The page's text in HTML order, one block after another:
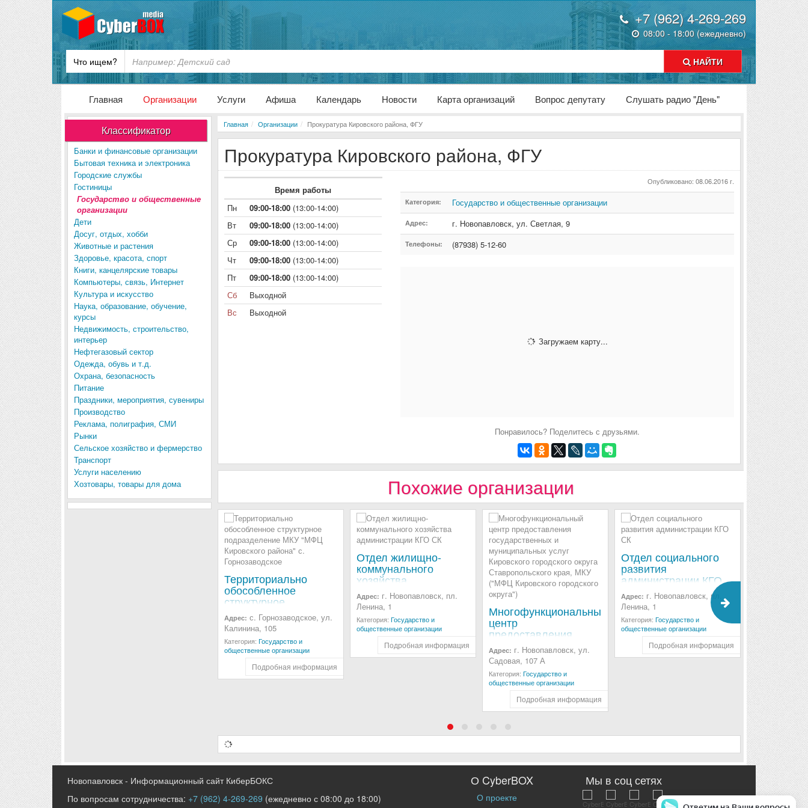
+7 (962) 4-269-269
08:00 - 18:00 (ежедневно)
Что ищем? НАЙТИ
Главная Организации Услуги Афиша Календарь Новости Карта организаций Вопрос депутату Слушать радио "День"
Классификатор
Банки и финансовые организации
Бытовая техника и электроника
Городские службы
Гостиницы
Государство и общественные
организации
Дети
Досуг, отдых, хобби
Животные и растения
Здоровье, красота, спорт
Книги, канцелярские товары
Компьютеры, связь, Интернет
Культура и искусство
Наука, образование, обучение,
курсы
Недвижимость, строительство,
интерьер
Нефтегазовый сектор
Одежда, обувь и т.д.
Охрана, безопасность
Питание
Праздники, мероприятия, сувениры
Производство
Реклама, полиграфия, СМИ
Рынки
Сельское хозяйство и фермерство
Транспорт
Услуги населению
Хозтовары, товары для дома
Главная Организации Прокуратура Кировского района, ФГУ
Прокуратура Кировского района, ФГУ
Время работы
Пн
09:00-18:00 (13:00-14:00)
Вт
09:00-18:00 (13:00-14:00)
Ср
09:00-18:00 (13:00-14:00)
Чт
09:00-18:00 (13:00-14:00)
Пт
09:00-18:00 (13:00-14:00)
Сб
Выходной
Вс
Выходной
Опубликовано: 08.06.2016 г.
Категория: Государство и общественные организации
Адрес: г. Новопавловск, ул. Светлая, 9
Телефоны: (87938) 5-12-60
Загружаем карту...
Понравилось? Поделитесь с друзьями.
Похожие организации
Территориально
обособленное
структурное
подразделение МКУ
"МФЦ Кировского
района" с.
Горнозаводское
Адрес: с. Горнозаводское, ул.
Калинина, 105
Категория: Государство и
общественные организации
Подробная информация
Отдел жилищно-
коммунального
хозяйства
администрации КГО
СК
Адрес: г. Новопавловск, пл.
Ленина, 1
Категория: Государство и
общественные организации
Подробная информация
Многофункциональный
центр
предоставления
государственных и
муниципальных услуг
Кировского
городского округа
Ставропольского
края, МКУ ("МФЦ
Кировского
Адрес: г. Новопавловск, ул.
Садовая, 107 А
Категория: Государство и
общественные организации
Подробная информация
Отдел социального
развития
администрации КГО
СК
Адрес: г. Новопавловск, пл.
Ленина, 1
Категория: Государство и
общественные организации
Подробная информация
Мировые
Адрес:г.
Категория:
общественные
Новопавловск - Информационный сайт КиберБОКС
По вопросам сотрудничества: +7 (962) 4-269-269 (ежедневно с 08:00 до 18:00)
О CyberBOX
О проекте
Мы в соц сетях